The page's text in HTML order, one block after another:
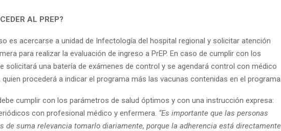
AL PREP?
es acercarse a unidad de Infectología del hospital regional y solicitar atención
para realizar la evaluación de ingreso a PrEP. En caso de cumplir con los
solicitará una batería de exámenes de control y se agendará control con médico
quien procederá a indicar el programa más las vacunas contenidas en el programa.
cumplir con los parámetros de salud óptimos y con una instrucción expresa:
con profesional médico y enfermera. “Es importante que las personas
de suma relevancia tomarlo diariamente, porque la adherencia está directamente